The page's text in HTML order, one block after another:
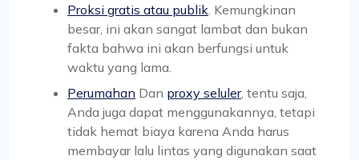
Proksi gratis atau publik . Kemungkinan
besar, ini akan sangat lambat dan bukan
fakta bahwa ini akan berfungsi untuk
waktu yang lama.
Perumahan Dan proxy seluler, tentu saja,
Anda juga dapat menggunakannya, tetapi
tidak hemat biaya karena Anda harus
membayar lalu lintas yang digunakan saat